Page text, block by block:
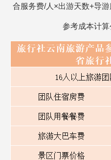
合服务费/人×出游天数+导
参考成本计